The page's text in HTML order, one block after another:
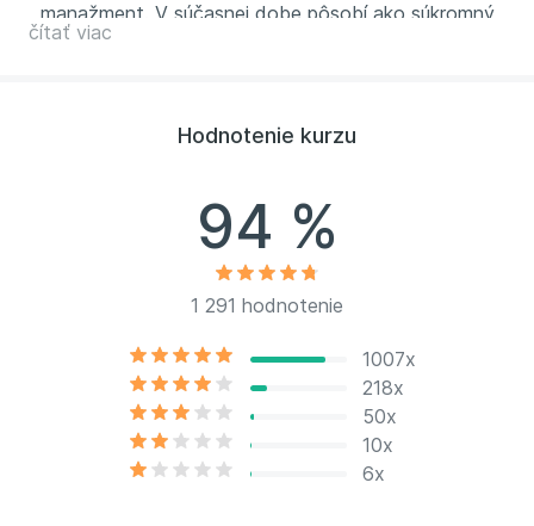
manažment. V súčasnej dobe pôsobí ako súkromný
poradca v oblasti bezpečnosti. Andor Šándor je tiež
a pravidelne sa objavujev najsledovanejších
ďalším záujemcom. Prednášal okrem iného na Oxford
University, University of New York in Prague, Prague
Security Study Institute, VŠE v Prahe či na Karlovej
univerzite. Zúčastňuje sa tiež konferencií o krízovom
čítať viac
Hodnotenie kurzu
94 %
1 291 hodnotenie
1007x
218x
50x
10x
6x